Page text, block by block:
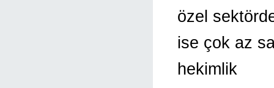
özel
ise çok az
hekimlik